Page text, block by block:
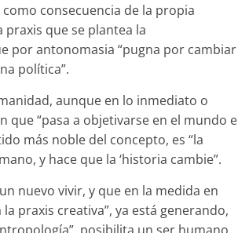
consecuencia de la propia
praxis que se plantea la
por antonomasia “pugna por cambiar
política”.
aunque en lo inmediato o
que “pasa a objetivarse en el mundo e
más noble del concepto, es “la
y hace que la ‘historia cambie”.
nuevo vivir, y que en la medida en
praxis creativa”, ya está generando,